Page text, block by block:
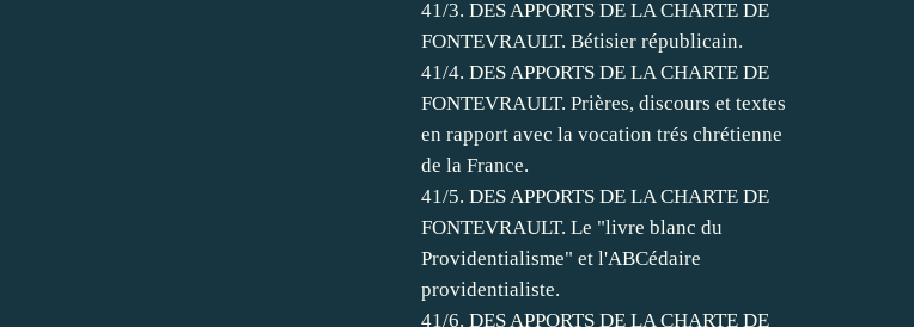
41/3. DES APPORTS DE LA CHARTE DE
FONTEVRAULT. Bétisier républicain.
41/4. DES APPORTS DE LA CHARTE DE
FONTEVRAULT. Prières, discours et textes
en rapport avec la vocation trés chrétienne
de la France.
41/5. DES APPORTS DE LA CHARTE DE
FONTEVRAULT. Le "livre blanc du
Providentialisme" et l'ABCédaire
providentialiste.
41/6. DES APPORTS DE LA CHARTE DE